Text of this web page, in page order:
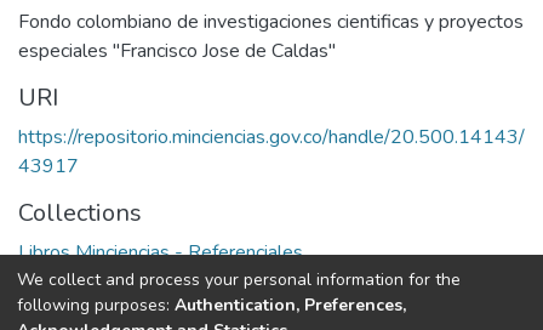
Fondo colombiano de investigaciones cientificas y proyectos
especiales "Francisco Jose de Caldas"
URI
https://repositorio.minciencias.gov.co/handle/20.500.14143/
43917
Collections
Libros Minciencias - Referenciales
Full item page
We collect and process your personal information for the
following purposes: Authentication, Preferences,